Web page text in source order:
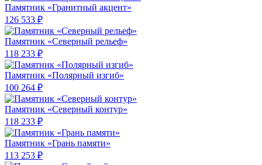
Памятник «Гранитный акцент»
126 533 ₽
Памятник «Северный рельеф»
118 233 ₽
Памятник «Полярный изгиб»
100 264 ₽
Памятник «Северный контур»
118 233 ₽
Памятник «Грань памяти»
113 253 ₽